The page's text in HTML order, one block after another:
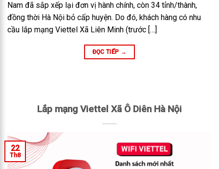
Nam đã sắp xếp lại đơn vị hành chính, còn 34 tỉnh/thành,
đồng thời Hà Nội bỏ cấp huyện. Do đó, khách hàng có nhu
cầu lắp mạng Viettel Xã Liên Minh (trước […]
ĐỌC TIẾP →
Lắp mạng Viettel Xã Ô Diên Hà Nội
22
Th8